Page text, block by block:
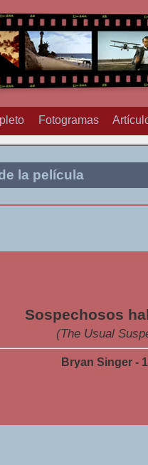
Fotogramas
la película
Sospechosos
(The Usual
Bryan Singer -